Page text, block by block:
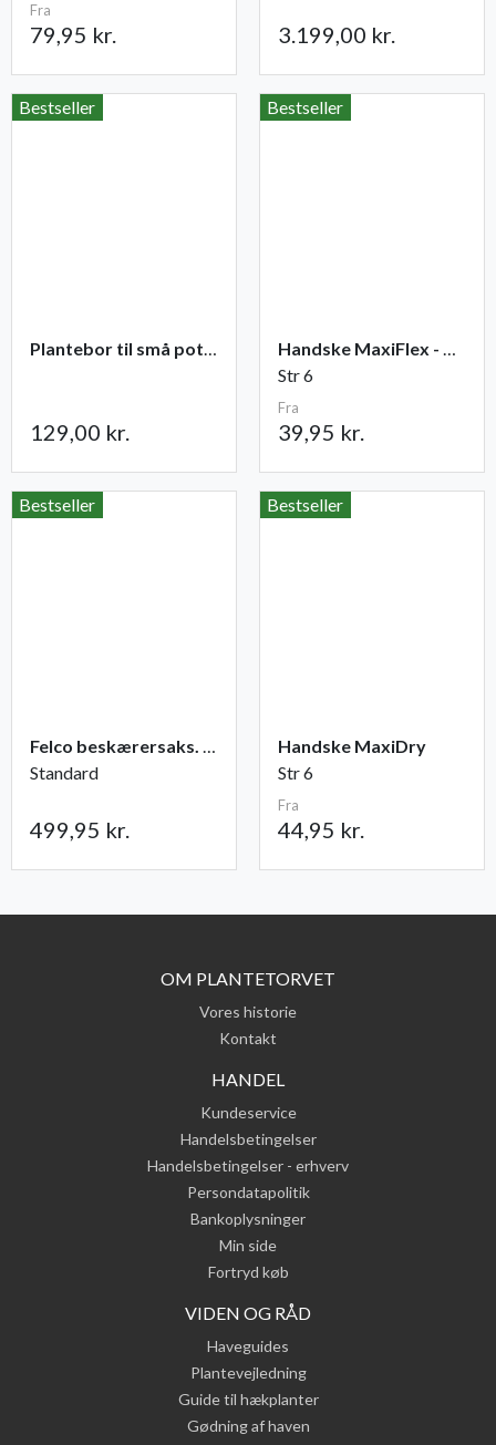
Fra
79,95 kr. 3.199,00 kr.
Bestseller
Plantebor til små potter
129,00 kr.
Bestseller
Handske MaxiFlex - Ultimate
Str 6
Fra
39,95 kr.
Bestseller
Felco beskærersaks. nr. 2
Standard
499,95 kr.
Bestseller
Handske MaxiDry
Str 6
Fra
44,95 kr.
OM PLANTETORVET
Vores historie
Kontakt
HANDEL
Kundeservice
Handelsbetingelser
Handelsbetingelser - erhverv
Persondatapolitik
Bankoplysninger
Min side
Fortryd køb
VIDEN OG RÅD
Haveguides
Plantevejledning
Guide til hækplanter
Gødning af haven